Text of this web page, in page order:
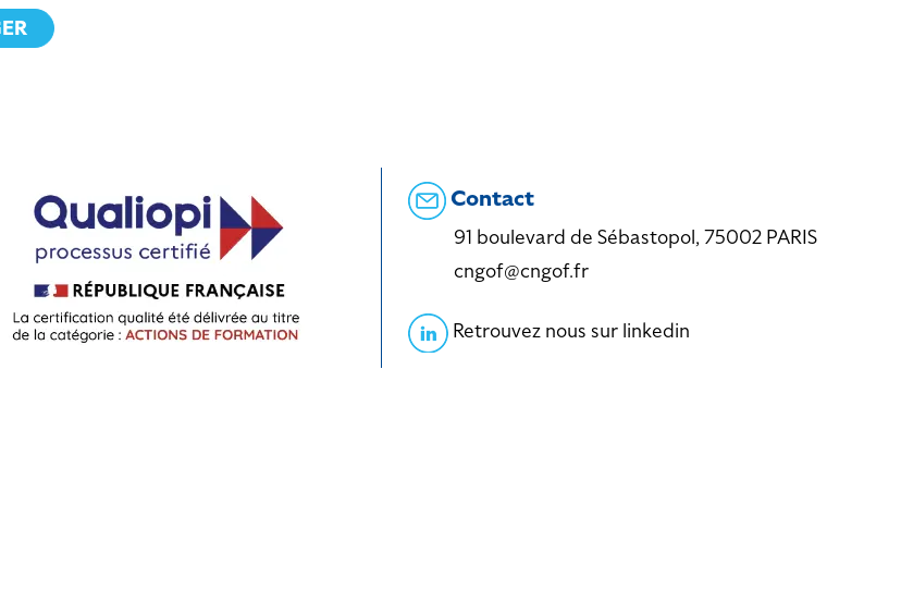
Contact
91 boulevard de Sébastopol, 75002 PARIS
cngof@cngof.fr
Retrouvez nous sur linkedin